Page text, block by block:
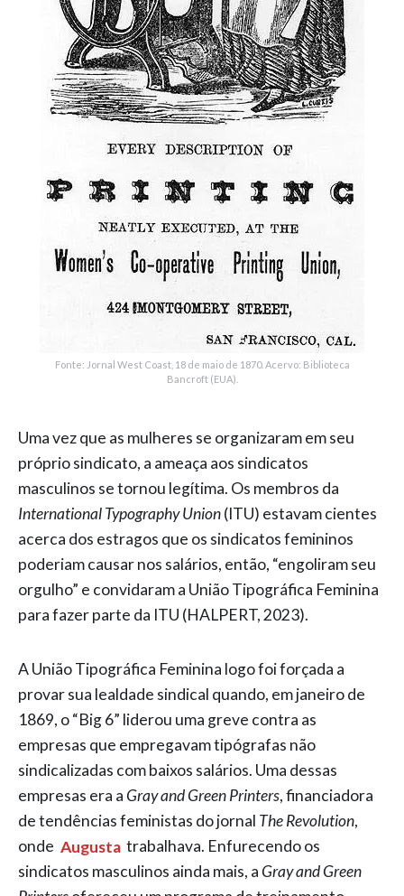
Fonte: Jornal West Coast, 18 de maio de 1870. Acervo: Biblioteca
Bancroft (EUA).
Uma vez que as mulheres se organizaram em seu
próprio sindicato, a ameaça aos sindicatos
masculinos se tornou legítima. Os membros da
International Typography Union(ITU) estavam cientes
acerca dos estragos que os sindicatos femininos
poderiam causar nos salários, então, “engoliram seu
orgulho” e convidaram a União Tipográfica Feminina
para fazer parte da ITU (HALPERT, 2023).
A União Tipográfica Feminina logo foi forçada a
provar sua lealdade sindical quando, em janeiro de
1869, o “Big 6” liderou uma greve contra as
empresas que empregavam tipógrafas não
sindicalizadas com baixos salários. Uma dessas
empresas era aGray and Green Printers, financiadora
de tendências feministas do jornal The Revolution,
onde Augusta trabalhava. Enfurecendo os
sindicatos masculinos ainda mais, aGray and Green